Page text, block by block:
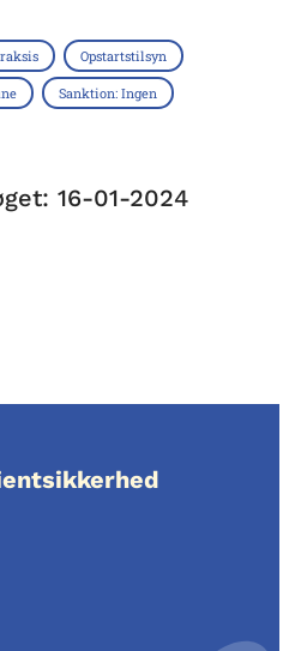
Opstartstilsyn
Sanktion: Ingen
16-01-2024